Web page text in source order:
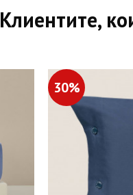
Клиентите,
30%